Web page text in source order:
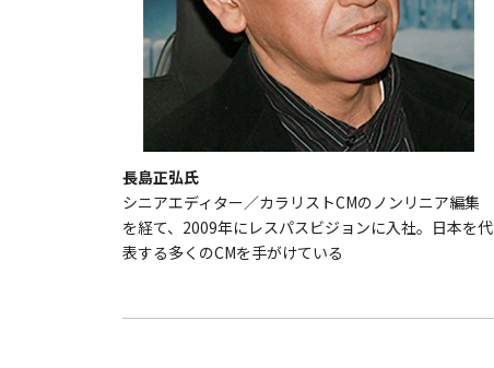
長島正弘氏
シニアエディター／カラリストCMのノンリニア編集
を経て、2009年にレスパスビジョンに入社。日本を代
表する多くのCMを手がけている